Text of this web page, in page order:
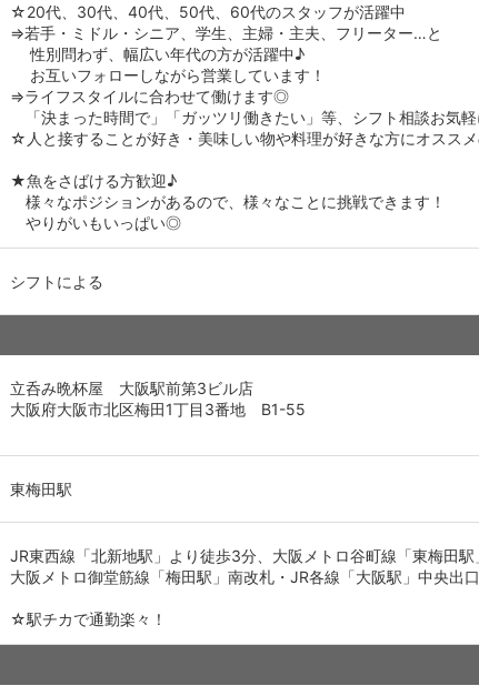
☆20代、30代、40代、50代、60代のスタッフが活躍中
⇒若手・ミドル・シニア、学生、主婦・主夫、フリーター…と
性別問わず、幅広い年代の方が活躍中♪
お互いフォローしながら営業しています！
⇒ライフスタイルに合わせて働けます◎
「決まった時間で」「ガッツリ働きたい」等、シフト相談お気
☆人と接することが好き・美味しい物や料理が好きな方にオスス
★魚をさばける方歓迎♪
様々なポジションがあるので、様々なことに挑戦できます！
やりがいもいっぱい◎
シフトによる
立呑み晩杯屋 大阪駅前第3ビル店
大阪府大阪市北区梅田1丁目3番地 B1-55
東梅田駅
JR東西線「北新地駅」より徒歩3分、大阪メトロ谷町線「東梅田
大阪メトロ御堂筋線「梅田駅」南改札・JR各線「大阪駅」中央出
☆駅チカで通勤楽々！